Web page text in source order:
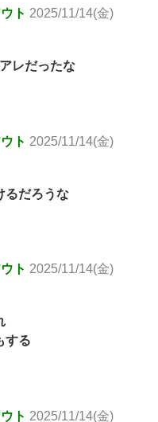
ト 2025/11/14(金)
レだったな
ト 2025/11/14(金)
るだろうな
ト 2025/11/14(金)
する
ト 2025/11/14(金)